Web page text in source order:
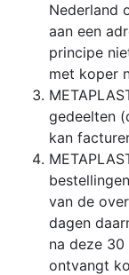
Nederland
aan een
principe
met koper
gedeelten
kan
van de
dagen
na deze
ontvangt